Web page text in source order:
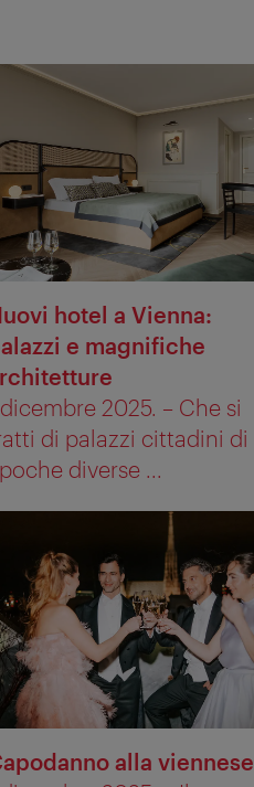
hotel a Vienna:
e magnifiche
dicembre 2025. – Che si
di palazzi cittadini di
diverse ...
alla viennese